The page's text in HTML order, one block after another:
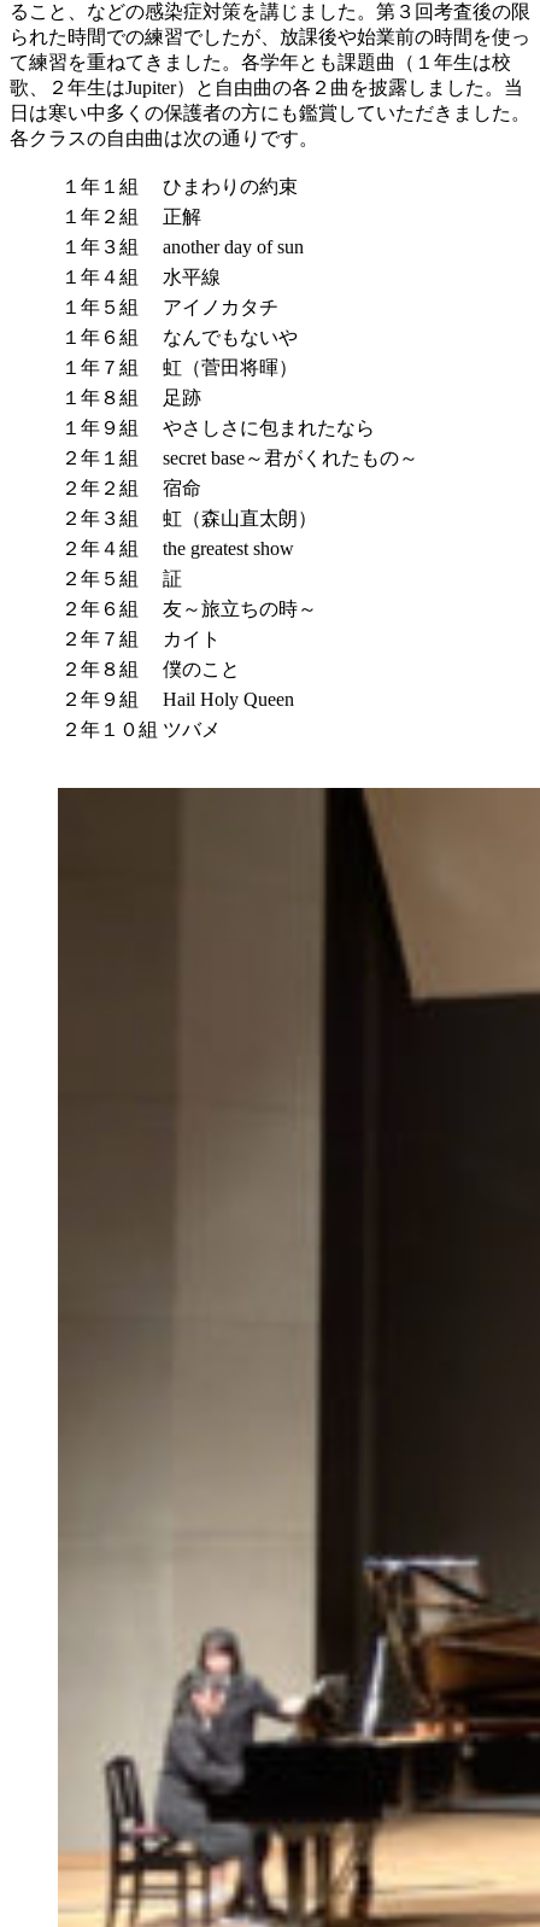
ること、などの感染症対策を講じました。第３回考査後の限
られた時間での練習でしたが、放課後や始業前の時間を使っ
て練習を重ねてきました。各学年とも課題曲（１年生は校
歌、２年生はJupiter）と自由曲の各２曲を披露しました。当
日は寒い中多くの保護者の方にも鑑賞していただきました。
各クラスの自由曲は次の通りです。
１年１組
ひまわりの約束
１年２組
正解
１年３組
another day of sun
１年４組
水平線
１年５組
アイノカタチ
１年６組
なんでもないや
１年７組
虹（菅田将暉）
１年８組
足跡
１年９組
やさしさに包まれたなら
２年１組
secret base～君がくれたもの～
２年２組
宿命
２年３組
虹（森山直太朗）
２年４組
the greatest show
２年５組
証
２年６組
友～旅立ちの時～
２年７組
カイト
２年８組
僕のこと
２年９組
Hail Holy Queen
２年１０組 ツバメ